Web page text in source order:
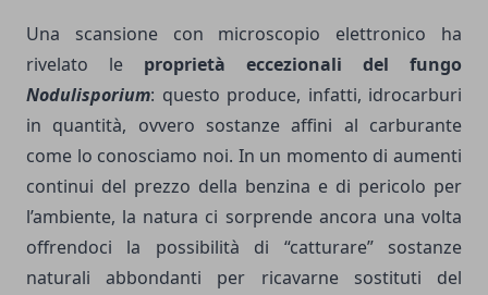
Una scansione con microscopio elettronico ha
rivelato le proprietà eccezionali del fungo
Nodulisporium: questo produce, infatti, idrocarburi
in quantità, ovvero sostanze affini al carburante
come lo conosciamo noi. In un momento di aumenti
continui del prezzo della benzina e di pericolo per
l’ambiente, la natura ci sorprende ancora una volta
offrendoci la possibilità di “catturare” sostanze
naturali abbondanti per ricavarne sostituti del